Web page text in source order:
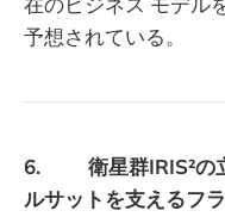
予想されている。
6. 衛星群IRIS²の立
ルサットを支えるフ